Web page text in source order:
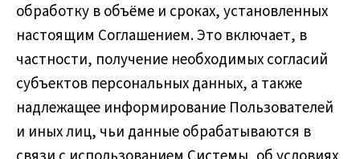
обработку в объёме и сроках, установленных
настоящим Соглашением. Это включает, в
частности, получение необходимых согласий
субъектов персональных данных, а также
надлежащее информирование Пользователей
и иных лиц, чьи данные обрабатываются в